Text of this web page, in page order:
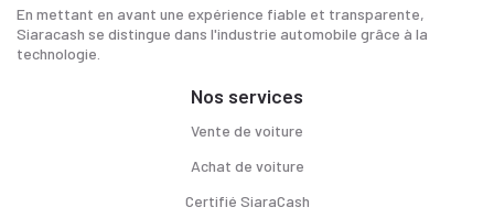
En mettant en avant une expérience fiable et transparente,
Siaracash se distingue dans l'industrie automobile grâce à la
technologie.
Nos services
Vente de voiture
Achat de voiture
Certifié SiaraCash